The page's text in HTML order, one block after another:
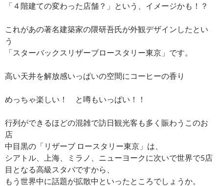
「４階建ての変わった店舗？」という、イメージかも！？
これがあの著名建築家の隈研吾氏が外観デザインしたとい
う
「スターバックスリザーブロースタリー東京」です。
高い天井を解放感いっぱいの空間にコーヒーの香り
めっちゃ楽しい！ と噂もいっぱい！！
行列ができるほどの混雑で訪日観光客も多く賑わうこのお
店
中目黒の「リザーブ ロースタリー東京」は、
シアトル、上海、ミラノ、ニューヨークに次いで世界で5店
目となる高級スタバですから、
もう世界中に話題が拡散中といったところでしょうか。